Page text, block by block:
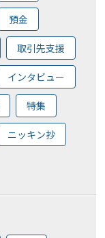
預金
取引先支援
インタビュー
特集
ニッキン抄